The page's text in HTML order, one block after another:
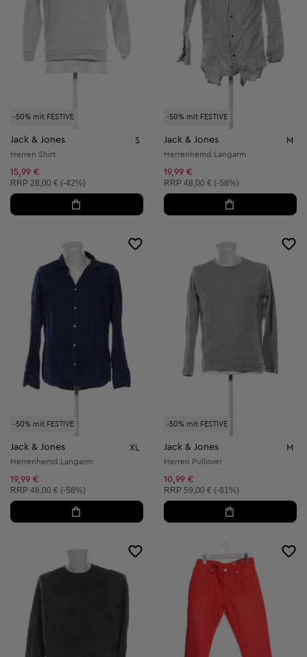
-50% mit FESTIVE
Jack & Jones S
Herren Shirt
15,99 €
Unverbindliche Preisempfehlung:
RRP 28,00 € (-42%)
-50% mit FESTIVE
Jack & Jones M
Herrenhemd Langarm
19,99 €
Unverbindliche Preisempfehlung:
RRP 48,00 € (-58%)
-50% mit FESTIVE
Jack & Jones XL
Herrenhemd Langarm
19,99 €
Unverbindliche Preisempfehlung:
RRP 48,00 € (-58%)
-50% mit FESTIVE
Jack & Jones M
Herren Pullover
10,99 €
Unverbindliche Preisempfehlung:
RRP 59,00 € (-81%)